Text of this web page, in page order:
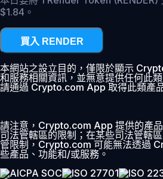
$1.84。
買入 RENDER
本網站之設立目的，僅限於顯示
和服務相關資訊，並無意提供任何此
請通過 Crypto.com App 取得此類產
請注意，Crypto.com App 提供的產
司法管轄區的限制；在某些司法管轄
管限制，Crypto.com 可能無法透過
些產品、功能和/或服務。